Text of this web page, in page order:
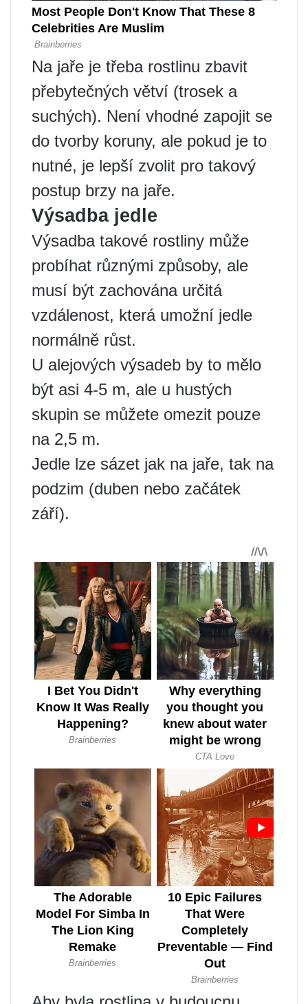
Na jaře je třeba rostlinu zbavit
přebytečných větví (trosek a
suchých). Není vhodné zapojit se
do tvorby koruny, ale pokud je to
nutné, je lepší zvolit pro takový
postup brzy na jaře.
Výsadba jedle
Výsadba takové rostliny může
probíhat různými způsoby, ale
musí být zachována určitá
vzdálenost, která umožní jedle
normálně růst.
U alejových výsadeb by to mělo
být asi 4-5 m, ale u hustých
skupin se můžete omezit pouze
na 2,5 m.
Jedle lze sázet jak na jaře, tak na
podzim (duben nebo začátek
září).